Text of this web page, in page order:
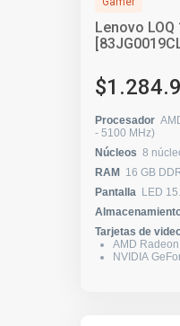
Lenovo LOQ
Procesador
- 5100 MHz)
Núcleos
RAM 16 GB
Pantalla
Tarjetas de
AMD
NVIDIA